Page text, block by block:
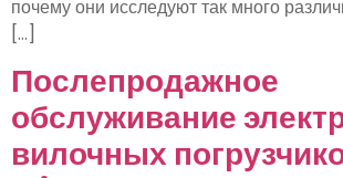
почему они исследуют так много
[...]
Послепродажное
обслуживание
вилочных